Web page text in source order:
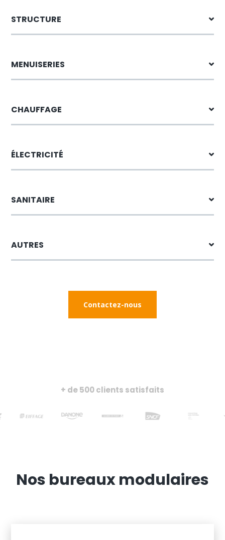
STRUCTURE
MENUISERIES
CHAUFFAGE
ÉLECTRICITÉ
SANITAIRE
AUTRES
Contactez-nous
+ de 500 clients satisfaits
Nos bureaux modulaires